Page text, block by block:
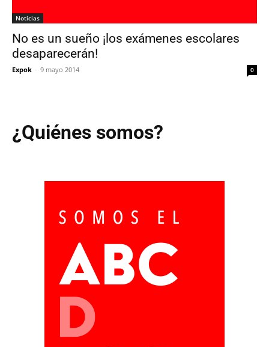
Noticias
No es un sueño ¡los exámenes escolares
desaparecerán!
Expok - 9 mayo 2014 0
¿Quiénes somos?